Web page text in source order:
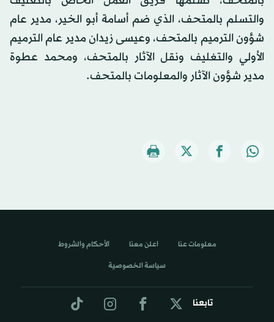
والتسلم بالمتحف، الذي ضم أسامة أبو الخير، مدير عام
شؤون الترميم بالمتحف، وعيسى زيدان مدير عام الترميم
الأولي والتغليف ونقل الآثار بالمتحف، ومحمد عطوة
مدير شؤون الآثار والمعلومات بالمتحف.
تابعنا
معلومات عنا اعلن معنا الأحكام والشروط
سياسة الخصوصية